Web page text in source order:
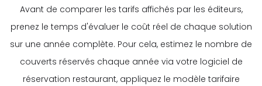
Avant de comparer les tarifs affichés par les éditeurs,
prenez le temps d'évaluer le coût réel de chaque solution
sur une année complète. Pour cela, estimez le nombre de
couverts réservés chaque année via votre logiciel de
réservation restaurant, appliquez le modèle tarifaire